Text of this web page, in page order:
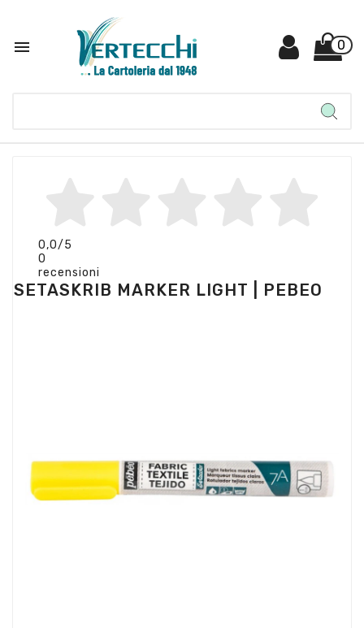
 0
0,0/5
0
recensioni
SETASKRIB MARKER LIGHT | PEBEO